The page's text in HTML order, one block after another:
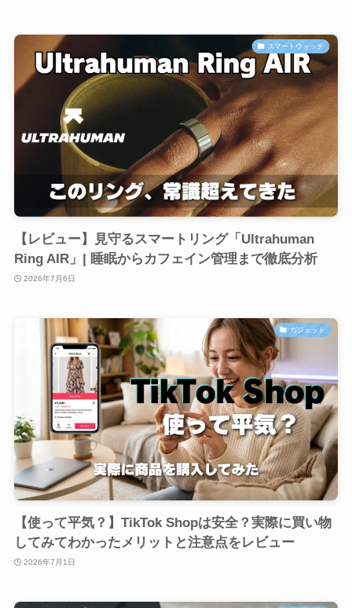
スマートウォッチ
【レビュー】見守るスマートリング「Ultrahuman
Ring AIR」| 睡眠からカフェイン管理まで徹底分析
2026年7月6日
ガジェット
【使って平気？】TikTok Shopは安全？実際に買い物
してみてわかったメリットと注意点をレビュー
2026年7月1日